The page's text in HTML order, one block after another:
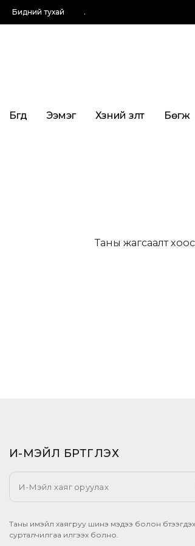
Бидний тухай .
Бүгд Ээмэг Хүзүүний зүүлт Бөгж
Таны жагсаалт
И-МЭЙЛ БҮРТГҮҮЛЭХ​
Таны имэйл хаягруу шинэ мэдээ болон
сурталчилгаа илгээх болно.